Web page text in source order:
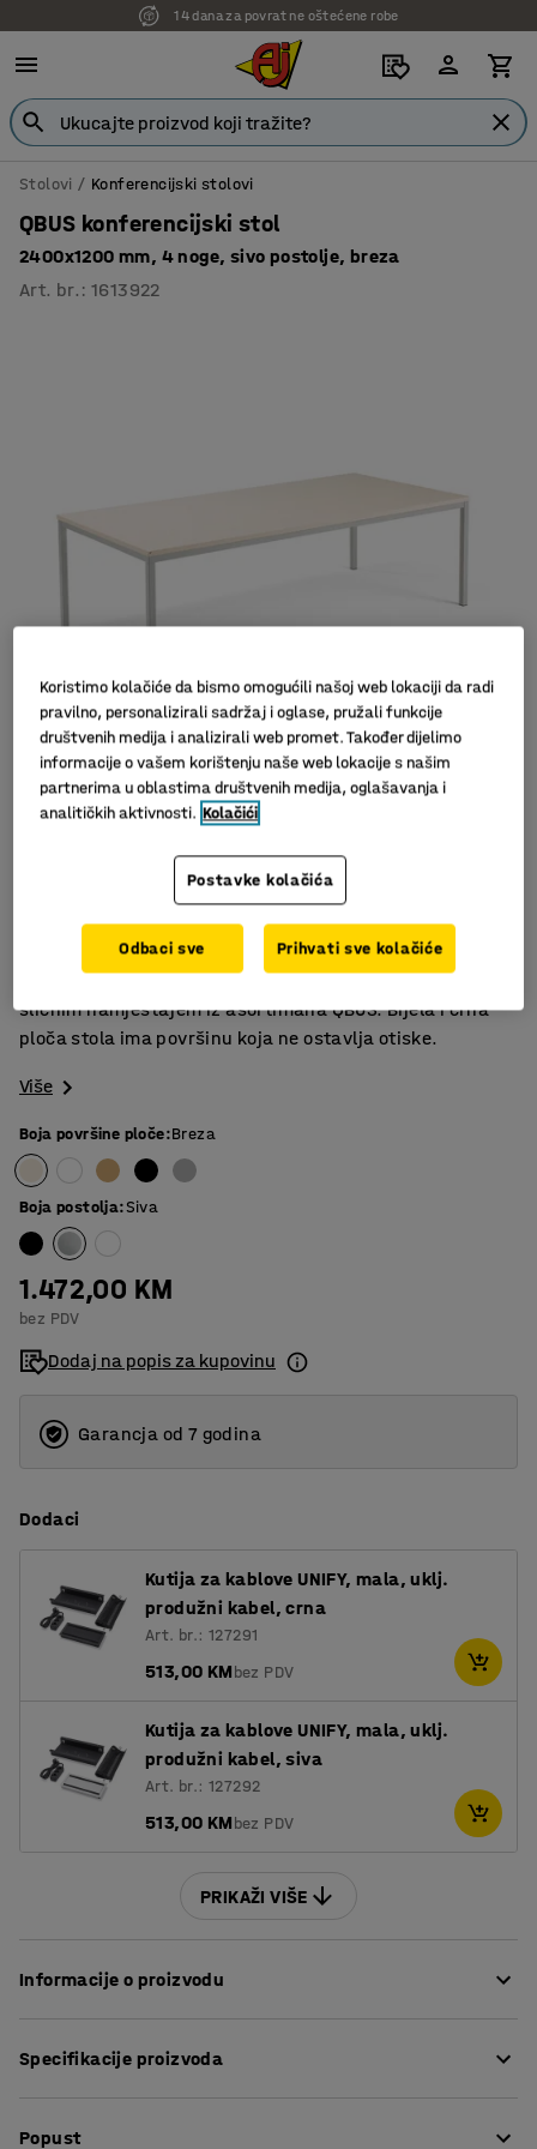
14 dana za povrat ne oštećene robe
7 godina garancije
Stolovi Konferencijski stolovi
QBUS konferencijski stol
2400x1200 mm, 4 noge, sivo postolje, breza
Art. br. :1613922
Idealno za moderne urede
Izdržljiva ploča od laminata
Konferencijski stol jednostavnog skandinavskog dizajna,
s ravnom pločom i nogama. Idealno za kombiniranje sa
sličnim namještajem iz asortimana QBUS. Bijela i crna
ploča stola ima površinu koja ne ostavlja otiske.
Više
Boja površine ploče:Breza
Boja postolja:Siva
1.472,00 KM
bez PDV
Dodaj na popis za kupovinu
Garancja od 7 godina
Dodaci
Kutija za kablove UNIFY, mala, uklj.
produžni kabel, crna
Art. br.: 127291
513,00 KMbez PDV
Kutija za kablove UNIFY, mala, uklj.
produžni kabel, siva
Art. br.: 127292
513,00 KMbez PDV
PRIKAŽI VIŠE
Informacije o proizvodu
za moderne urede. Jednostavnost stola čini ga
Specifikacije proizvoda
Visina:
Popust
Koristimo kolačiće da bismo omogućili našoj web lokaciji da radi
pravilno, personalizirali sadržaj i oglase, pružali funkcije
društvenih medija i analizirali web promet. Također dijelimo
informacije o vašem korištenju naše web lokacije s našim
partnerima u oblastima društvenih medija, oglašavanja i
analitičkih aktivnosti. Kolačići
Postavke kolačića
Odbaci sve Prihvati sve kolačiće